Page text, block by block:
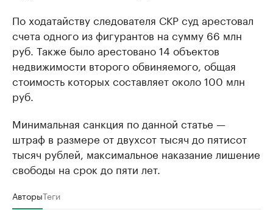
По ходатайству следователя СКР суд арестовал
счета одного из фигурантов на сумму 66 млн
руб. Также было арестовано 14 объектов
недвижимости второго обвиняемого, общая
стоимость которых составляет около 100 млн
руб.
Минимальная санкция по данной статье —
штраф в размере от двухсот тысяч до пятисот
тысяч рублей, максимальное наказание лишение
свободы на срок до пяти лет.
АвторыТеги